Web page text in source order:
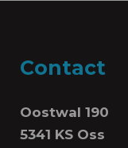
Contact
Oostwal 190
5341 KS Oss